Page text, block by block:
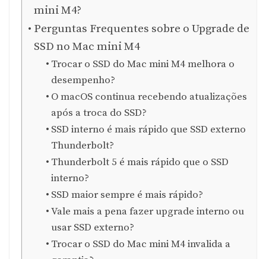
mini M4?
Perguntas Frequentes sobre o Upgrade de
SSD no Mac mini M4
Trocar o SSD do Mac mini M4 melhora o
desempenho?
O macOS continua recebendo atualizações
após a troca do SSD?
SSD interno é mais rápido que SSD externo
Thunderbolt?
Thunderbolt 5 é mais rápido que o SSD
interno?
SSD maior sempre é mais rápido?
Vale mais a pena fazer upgrade interno ou
usar SSD externo?
Trocar o SSD do Mac mini M4 invalida a